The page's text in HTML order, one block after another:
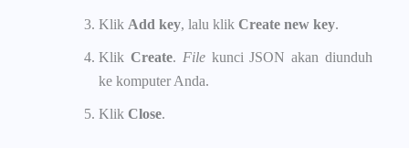
Klik Add key, lalu klik Create new key.
Klik Create. Filekunci JSON akan diunduh
ke komputer Anda.
Klik Close.